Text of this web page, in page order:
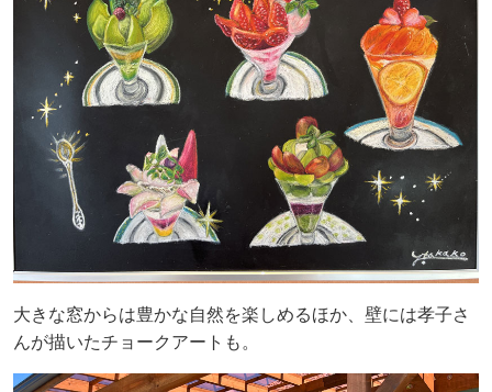
大きな窓からは豊かな自然を楽しめるほか、壁には孝子さ
んが描いたチョークアートも。